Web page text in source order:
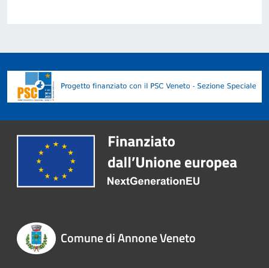
Comune di Annone Veneto